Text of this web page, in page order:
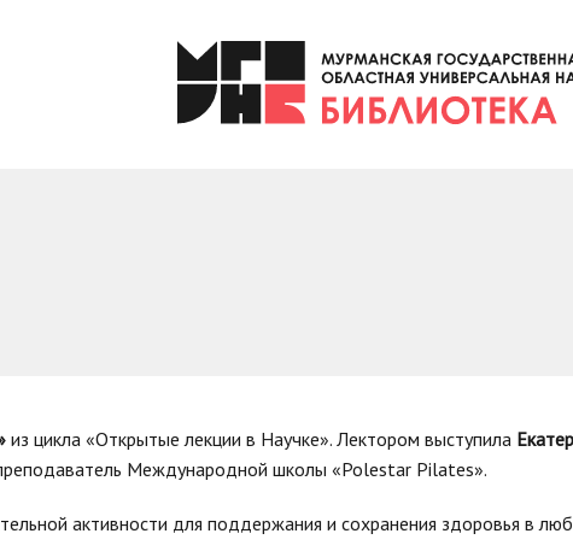
из цикла «Открытые лекции в Научке». Лектором выступила
Международной школы «Polestar Pilates».
активности для поддержания и сохранения здоровья в